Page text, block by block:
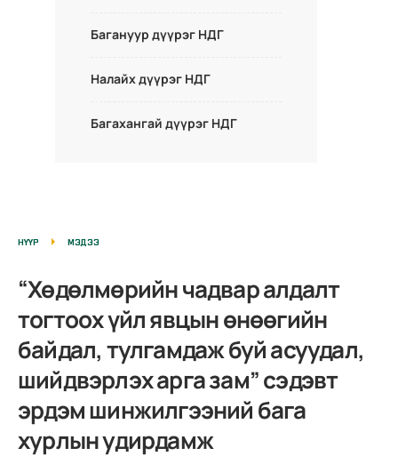
Багануур дүүрэг НДГ
Налайх дүүрэг НДГ
Багахангай дүүрэг НДГ
НҮҮР МЭДЭЭ
“Хөдөлмөрийн чадвар алдалт
тогтоох үйл явцын өнөөгийн
байдал, тулгамдаж буй асуудал,
шийдвэрлэх арга зам” сэдэвт
эрдэм шинжилгээний бага
хурлын удирдамж